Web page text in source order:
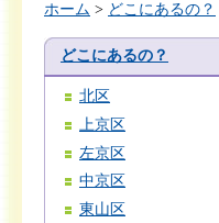
ホーム > どこにあるの？
どこにあるの？
北区
上京区
左京区
中京区
東山区